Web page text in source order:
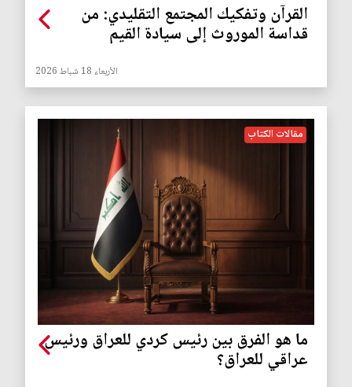
القرآن وتفكيك المجتمع التقليدي: من
قداسة الموروث إلى سيادة القيم
الأربعاء 18 شباط 2026
مقالات الكتاب
ما هو الفرق بين رئيس كردي للعراق ورئيس
عراقي للعراق؟